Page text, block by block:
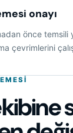
onayı
önce temsili
çevrimlerini